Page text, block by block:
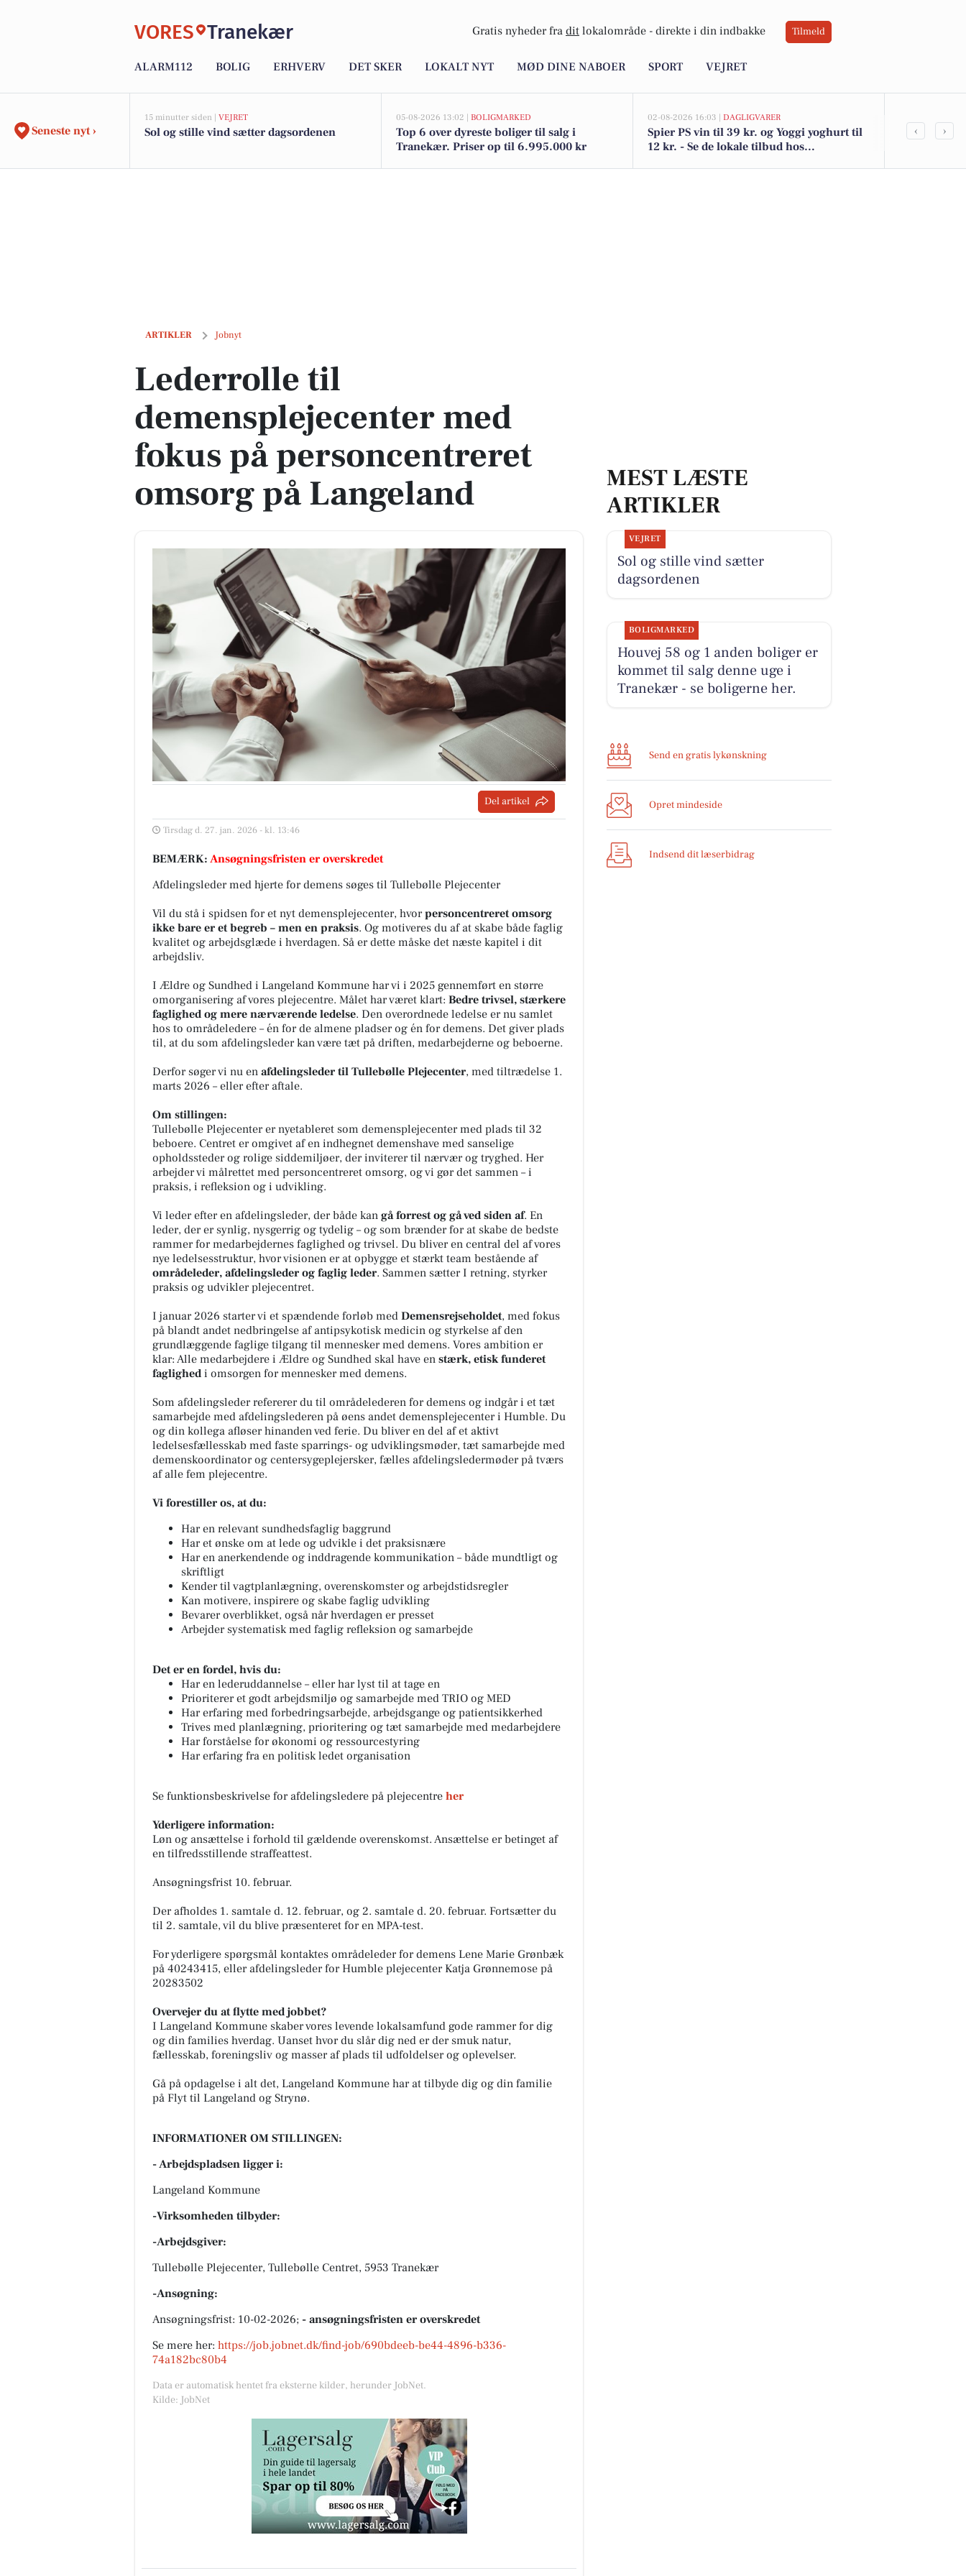
VORES Tranekær Gratis nyheder fra dit lokalområde - direkte i din indbakke Tilmeld
ALARM112 BOLIG ERHVERV DET SKER LOKALT NYT MØD DINE NABOER SPORT VEJRET
Seneste nyt ›
15 minutter siden | VEJRET
Sol og stille vind sætter dagsordenen
05-08-2026 13:02 | BOLIGMARKED
Top 6 over dyreste boliger til salg i
Tranekær. Priser op til 6.995.000 kr
02-08-2026 16:03 | DAGLIGVARER
Spier PS vin til 39 kr. og Yoggi yoghurt til
12 kr. - Se de lokale tilbud hos
Nørreled
‹ ›
ARTIKLER Jobnyt
Lederrolle til demensplejecenter med fokus på personcentreret omsorg på Langeland
Lederrolle til
demensplejecenter med
fokus på personcentreret
omsorg på Langeland
Del artikel
Tirsdag d. 27. jan. 2026 - kl. 13:46
BEMÆRK: Ansøgningsfristen er overskredet
Afdelingsleder med hjerte for demens søges til Tullebølle Plejecenter
Vil du stå i spidsen for et nyt demensplejecenter, hvorpersoncentreret omsorg
ikke bare er et begreb – men en praksis. Og motiveres du af at skabe både faglig
kvalitet og arbejdsglæde i hverdagen. Så er dette måske det næste kapitel i dit
arbejdsliv.
I Ældre og Sundhed i Langeland Kommune har vi i 2025 gennemført en større
omorganisering af vores plejecentre. Målet har været klart: Bedre trivsel, stærkere
faglighed og mere nærværende ledelse. Den overordnede ledelse er nu samlet
hos to områdeledere – én for de almene pladser og én for demens. Det giver plads
til, at du som afdelingsleder kan være tæt på driften, medarbejderne og beboerne.
Derfor søger vi nu en afdelingsleder til Tullebølle Plejecenter, med tiltrædelse 1.
marts 2026 – eller efter aftale.
Om stillingen:
Tullebølle Plejecenter er nyetableret som demensplejecenter med plads til 32
beboere. Centret er omgivet af en indhegnet demenshave med sanselige
opholdssteder og rolige siddemiljøer, der inviterer til nærvær og tryghed. Her
arbejder vi målrettet med personcentreret omsorg, og vi gør det sammen – i
praksis, i refleksion og i udvikling.
Vi leder efter en afdelingsleder, der både kan gå forrest og gå ved siden af. En
leder, der er synlig, nysgerrig og tydelig – og som brænder for at skabe de bedste
rammer for medarbejdernes faglighed og trivsel. Du bliver en central del af vores
nye ledelsesstruktur, hvor visionen er at opbygge et stærkt team bestående af
områdeleder, afdelingsleder og faglig leder. Sammen sætter I retning, styrker
praksis og udvikler plejecentret.
I januar 2026 starter vi et spændende forløb med Demensrejseholdet, med fokus
på blandt andet nedbringelse af antipsykotisk medicin og styrkelse af den
grundlæggende faglige tilgang til mennesker med demens. Vores ambition er
klar: Alle medarbejdere i Ældre og Sundhed skal have en stærk, etisk funderet
faglighed i omsorgen for mennesker med demens.
Som afdelingsleder refererer du til områdelederen for demens og indgår i et tæt
samarbejde med afdelingslederen på øens andet demensplejecenter i Humble. Du
og din kollega afløser hinanden ved ferie. Du bliver en del af et aktivt
ledelsesfællesskab med faste sparrings- og udviklingsmøder, tæt samarbejde med
demenskoordinator og centersygeplejersker, fælles afdelingsledermøder på tværs
af alle fem plejecentre.
Vi forestiller os, at du:
Har en relevant sundhedsfaglig baggrund
Har et ønske om at lede og udvikle i det praksisnære
Har en anerkendende og inddragende kommunikation – både mundtligt og
skriftligt
Kender til vagtplanlægning, overenskomster og arbejdstidsregler
Kan motivere, inspirere og skabe faglig udvikling
Bevarer overblikket, også når hverdagen er presset
Arbejder systematisk med faglig refleksion og samarbejde
Det er en fordel, hvis du:
Har en lederuddannelse – eller har lyst til at tage en
Prioriterer et godt arbejdsmiljø og samarbejde med TRIO og MED
Har erfaring med forbedringsarbejde, arbejdsgange og patientsikkerhed
Trives med planlægning, prioritering og tæt samarbejde med medarbejdere
Har forståelse for økonomi og ressourcestyring
Har erfaring fra en politisk ledet organisation
Se funktionsbeskrivelse for afdelingsledere på plejecentre her
Yderligere information:
Løn og ansættelse i forhold til gældende overenskomst. Ansættelse er betinget af
en tilfredsstillende straffeattest.
Ansøgningsfrist 10. februar.
Der afholdes 1. samtale d. 12. februar, og 2. samtale d. 20. februar. Fortsætter du
til 2. samtale, vil du blive præsenteret for en MPA-test.
For yderligere spørgsmål kontaktes områdeleder for demens Lene Marie Grønbæk
på 40243415, eller afdelingsleder for Humble plejecenter Katja Grønnemose på
20283502
Overvejer du at flytte med jobbet?
I Langeland Kommune skaber vores levende lokalsamfund gode rammer for dig
og din families hverdag. Uanset hvor du slår dig ned er der smuk natur,
fællesskab, foreningsliv og masser af plads til udfoldelser og oplevelser.
Gå på opdagelse i alt det, Langeland Kommune har at tilbyde dig og din familie
på Flyt til Langeland og Strynø.
INFORMATIONER OM STILLINGEN:
- Arbejdspladsen ligger i:
Langeland Kommune
-Virksomheden tilbyder:
-Arbejdsgiver:
Tullebølle Plejecenter, Tullebølle Centret, 5953 Tranekær
-Ansøgning:
Ansøgningsfrist: 10-02-2026; - ansøgningsfristen er overskredet
Se mere her: https://job.jobnet.dk/find-job/690bdeeb-be44-4896-b336-
74a182bc80b4
Data er automatisk hentet fra eksterne kilder, herunder JobNet.
Kilde: JobNet
MEST LÆSTE
ARTIKLER
VEJRET
Sol og stille vind sætter
dagsordenen
BOLIGMARKED
Houvej 58 og 1 anden boliger er
kommet til salg denne uge i
Tranekær - se boligerne her.
Send en gratis lykønskning
Opret mindeside
Indsend dit læserbidrag